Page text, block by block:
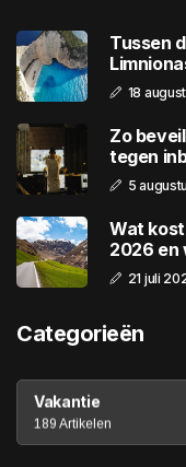
Tussen
18
Zo
tegen
5
Wat
2026 en
21 juli
Categorieën
Vakantie
189 Artikelen